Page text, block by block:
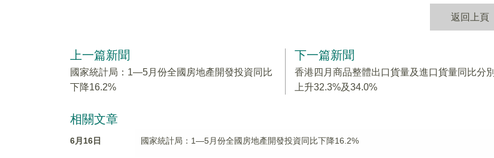
返回上頁
上一篇新聞
國家統計局：1—5月份全國房地產開發投資同比
下降16.2%
下一篇新聞
香港四月商品整體出口貨量及進口貨量同比分別
上升32.3%及34.0%
相關文章
6月16日 國家統計局：1—5月份全國房地產開發投資同比下降16.2%